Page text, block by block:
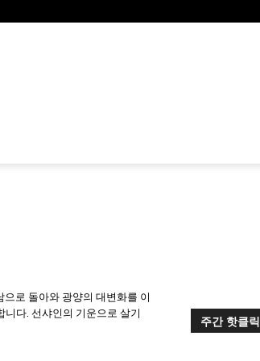
로 돌아와 광양의 대변화를 이
다. 선샤인의 기운으로 살기
주간 핫클릭